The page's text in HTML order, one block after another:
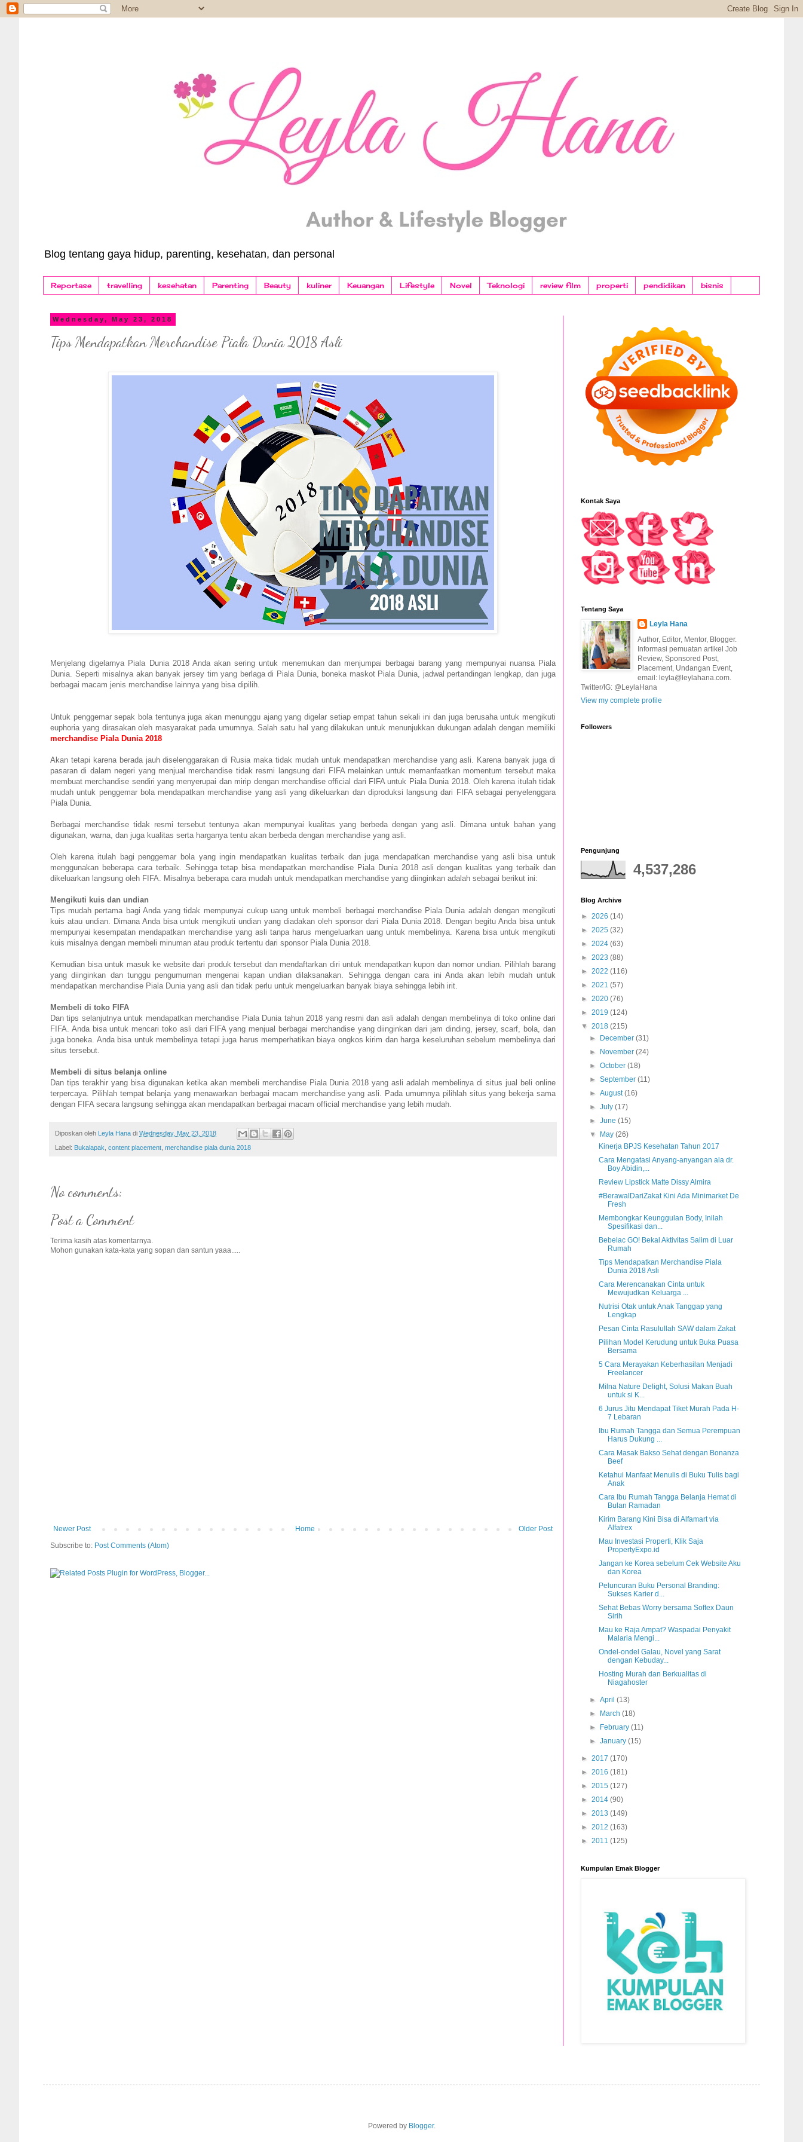
Blog tentang gaya hidup, parenting, kesehatan, dan personal
Reportase travelling kesehatan Parenting Beauty kuliner Keuangan Lifestyle Novel Teknologi review film properti pendidikan bisnis
Wednesday, May 23, 2018
Tips Mendapatkan Merchandise Piala Dunia 2018 Asli
Menjelang digelarnya Piala Dunia 2018 Anda akan sering untuk menemukan dan menjumpai berbagai barang yang mempunyai nuansa Piala
Dunia. Seperti misalnya akan banyak jersey tim yang berlaga di Piala Dunia, boneka maskot Piala Dunia, jadwal pertandingan lengkap, dan juga
berbagai macam jenis merchandise lainnya yang bisa dipilih.
Untuk penggemar sepak bola tentunya juga akan menunggu ajang yang digelar setiap empat tahun sekali ini dan juga berusaha untuk mengikuti
euphoria yang dirasakan oleh masyarakat pada umumnya. Salah satu hal yang dilakukan untuk menunjukkan dukungan adalah dengan memiliki
merchandise Piala Dunia 2018
Akan tetapi karena berada jauh diselenggarakan di Rusia maka tidak mudah untuk mendapatkan merchandise yang asli. Karena banyak juga di
pasaran di dalam negeri yang menjual merchandise tidak resmi langsung dari FIFA melainkan untuk memanfaatkan momentum tersebut maka
membuat merchandise sendiri yang menyerupai dan mirip dengan merchandise official dari FIFA untuk Piala Dunia 2018. Oleh karena itulah tidak
mudah untuk penggemar bola mendapatkan merchandise yang asli yang dikeluarkan dan diproduksi langsung dari FIFA sebagai penyelenggara
Piala Dunia.
Berbagai merchandise tidak resmi tersebut tentunya akan mempunyai kualitas yang berbeda dengan yang asli. Dimana untuk bahan yang
digunakan, warna, dan juga kualitas serta harganya tentu akan berbeda dengan merchandise yang asli.
Oleh karena itulah bagi penggemar bola yang ingin mendapatkan kualitas terbaik dan juga mendapatkan merchandise yang asli bisa untuk
menggunakan beberapa cara terbaik. Sehingga tetap bisa mendapatkan merchandise Piala Dunia 2018 asli dengan kualitas yang terbaik dan
dikeluarkan langsung oleh FIFA. Misalnya beberapa cara mudah untuk mendapatkan merchandise yang diinginkan adalah sebagai berikut ini:
Mengikuti kuis dan undian
Tips mudah pertama bagi Anda yang tidak mempunyai cukup uang untuk membeli berbagai merchandise Piala Dunia adalah dengan mengikuti
kuis atau undian. Dimana Anda bisa untuk mengikuti undian yang diadakan oleh sponsor dari Piala Dunia 2018. Dengan begitu Anda bisa untuk
mempunyai kesempatan mendapatkan merchandise yang asli tanpa harus mengeluarkan uang untuk membelinya. Karena bisa untuk mengikuti
kuis misalnya dengan membeli minuman atau produk tertentu dari sponsor Piala Dunia 2018.
Kemudian bisa untuk masuk ke website dari produk tersebut dan mendaftarkan diri untuk mendapatkan kupon dan nomor undian. Pilihlah barang
yang diinginkan dan tunggu pengumuman mengenai kapan undian dilaksanakan. Sehingga dengan cara ini Anda akan lebih mudah untuk
mendapatkan merchandise Piala Dunia yang asli dan tidak perlu untuk mengeluarkan banyak biaya sehingga lebih irit.
Membeli di toko FIFA
Dan tips selanjutnya untuk mendapatkan merchandise Piala Dunia tahun 2018 yang resmi dan asli adalah dengan membelinya di toko online dari
FIFA. Anda bisa untuk mencari toko asli dari FIFA yang menjual berbagai merchandise yang diinginkan dari jam dinding, jersey, scarf, bola, dan
juga boneka. Anda bisa untuk membelinya tetapi juga harus memperhatikan biaya ongkos kirim dan harga keseluruhan sebelum membelinya dari
situs tersebut.
Membeli di situs belanja online
Dan tips terakhir yang bisa digunakan ketika akan membeli merchandise Piala Dunia 2018 yang asli adalah membelinya di situs jual beli online
terpercaya. Pilihlah tempat belanja yang menawarkan berbagai macam merchandise yang asli. Pada umumnya pilihlah situs yang bekerja sama
dengan FIFA secara langsung sehingga akan mendapatkan berbagai macam official merchandise yang lebih mudah.
Diposkan oleh Leyla Hana di Wednesday, May 23, 2018
Label: Bukalapak content placement merchandise piala dunia 2018
No comments:
Post a Comment
Terima kasih atas komentarnya.
Mohon gunakan kata-kata yang sopan dan santun yaaa.....
Newer Post Older Post
Home
Subscribe to: Post Comments (Atom)
Kontak Saya
Tentang Saya
Leyla Hana
Author, Editor, Mentor, Blogger.
Informasi pemuatan artikel Job
Review, Sponsored Post,
Placement, Undangan Event,
email: leyla@leylahana.com.
Twitter/IG: @LeylaHana
View my complete profile
Followers
Pengunjung
4,537,286
Blog Archive
► 2026 (14)
► 2025 (32)
► 2024 (63)
► 2023 (88)
► 2022 (116)
► 2021 (57)
► 2020 (76)
► 2019 (124)
▼ 2018 (215)
►
December(31)
►
November(24)
►October(18)
►September(11)
►August(16)
►July(17)
►June(15)
▼
May(26)
Kinerja BPJS Kesehatan Tahun 2017
Cara Mengatasi Anyang-anyangan ala dr.
Boy Abidin,...
Review Lipstick Matte Dissy Almira
#BerawalDariZakat Kini Ada Minimarket De
Fresh
Membongkar Keunggulan Body, Inilah
Spesifikasi dan...
Bebelac GO! Bekal Aktivitas Salim di Luar
Rumah
Tips Mendapatkan Merchandise Piala
Dunia 2018 Asli
Cara Merencanakan Cinta untuk
Mewujudkan Keluarga ...
Nutrisi Otak untuk Anak Tanggap yang
Lengkap
Pesan Cinta Rasulullah SAW dalam Zakat
Pilihan Model Kerudung untuk Buka Puasa
Bersama
5 Cara Merayakan Keberhasilan Menjadi
Freelancer
Milna Nature Delight, Solusi Makan Buah
untuk si K...
6 Jurus Jitu Mendapat Tiket Murah Pada H-
7 Lebaran
Ibu Rumah Tangga dan Semua Perempuan
Harus Dukung ...
Cara Masak Bakso Sehat dengan Bonanza
Beef
Ketahui Manfaat Menulis di Buku Tulis bagi
Anak
Cara Ibu Rumah Tangga Belanja Hemat di
Bulan Ramadan
Kirim Barang Kini Bisa di Alfamart via
Alfatrex
Mau Investasi Properti, Klik Saja
PropertyExpo.id
Jangan ke Korea sebelum Cek Website Aku
dan Korea
Peluncuran Buku Personal Branding:
Sukses Karier d...
Sehat Bebas Worry bersama Softex Daun
Sirih
Mau ke Raja Ampat? Waspadai Penyakit
Malaria Mengi...
Ondel-ondel Galau, Novel yang Sarat
dengan Kebuday...
Hosting Murah dan Berkualitas di
Niagahoster
►April(13)
►
March(18)
►
February(11)
►January(15)
► 2017 (170)
► 2016 (181)
► 2015 (127)
► 2014 (90)
► 2013 (149)
► 2012 (163)
► 2011 (125)
Kumpulan Emak Blogger
Powered by Blogger.